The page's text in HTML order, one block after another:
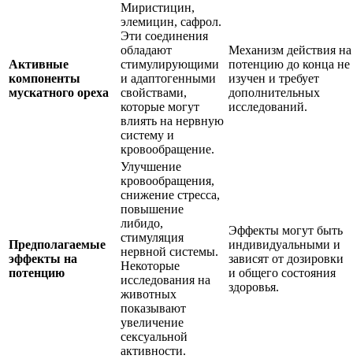
Активные
компоненты
мускатного ореха
Миристицин,
элемицин, сафрол.
Эти соединения
обладают
стимулирующими
и адаптогенными
свойствами,
которые могут
влиять на нервную
систему и
кровообращение.
Механизм действия на
потенцию до конца не
изучен и требует
дополнительных
исследований.
Предполагаемые
эффекты на
потенцию
Улучшение
кровообращения,
снижение стресса,
повышение
либидо,
стимуляция
нервной системы.
Некоторые
исследования на
животных
показывают
увеличение
сексуальной
активности.
Эффекты могут быть
индивидуальными и
зависят от дозировки
и общего состояния
здоровья.